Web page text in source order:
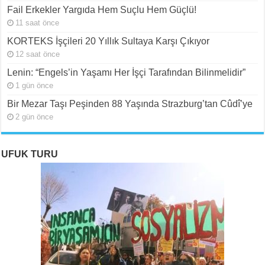
Fail Erkekler Yargıda Hem Suçlu Hem Güçlü!
11 saat önce
KORTEKS İşçileri 20 Yıllık Sultaya Karşı Çıkıyor
12 saat önce
Lenin: “Engels’in Yaşamı Her İşçi Tarafından Bilinmelidir”
1 gün önce
Bir Mezar Taşı Peşinden 88 Yaşında Strazburg’tan Cûdî’ye
2 gün önce
UFUK TURU